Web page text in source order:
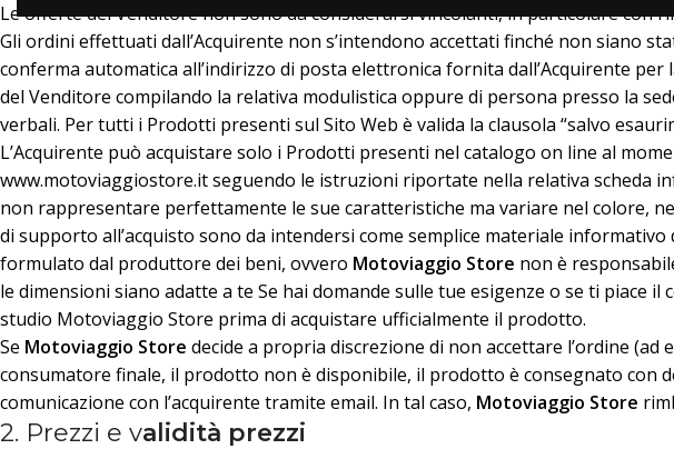
Le offerte del Venditore non sono da considerarsi vincolanti, in particolare con
Gli ordini effettuati dall’Acquirente non s’intendono accettati finché non siano
conferma automatica all’indirizzo di posta elettronica fornita dall’Acquirente
del Venditore compilando la relativa modulistica oppure di persona presso la
verbali. Per tutti i Prodotti presenti sul Sito Web è valida la clausola “salvo
L’Acquirente può acquistare solo i Prodotti presenti nel catalogo on line al
www.motoviaggiostore.it seguendo le istruzioni riportate nella relativa scheda
non rappresentare perfettamente le sue caratteristiche ma variare nel colore,
di supporto all’acquisto sono da intendersi come semplice materiale
formulato dal produttore dei beni, ovvero Motoviaggio Store non è
le dimensioni siano adatte a te Se hai domande sulle tue esigenze o se ti
studio Motoviaggio Store prima di acquistare ufficialmente il prodotto.
Se Motoviaggio Store decide a propria discrezione di non accettare l’ordine (ad
consumatore finale, il prodotto non è disponibile, il prodotto è consegnato con
comunicazione con l’acquirente tramite email. In tal caso, Motoviaggio Store
2. Prezzi e validità prezzi